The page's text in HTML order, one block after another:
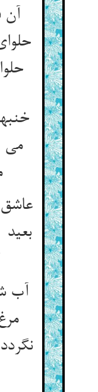
آن
می
می لبهای وی
آب